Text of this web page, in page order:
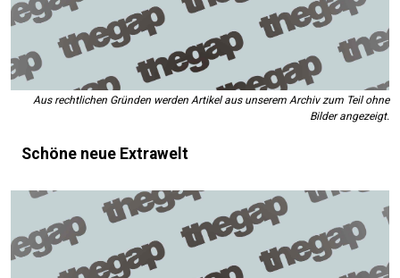
Aus rechtlichen Gründen werden Artikel aus unserem Archiv zum Teil ohne
Bilder angezeigt.
Schöne neue Extrawelt